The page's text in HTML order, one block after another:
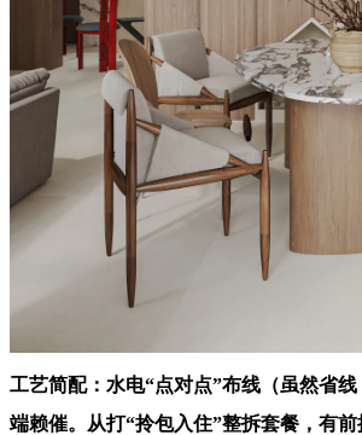
工艺简配：水电“点对点”布线（虽然省
端赖催。从打“拎包入住”整拆套餐，有